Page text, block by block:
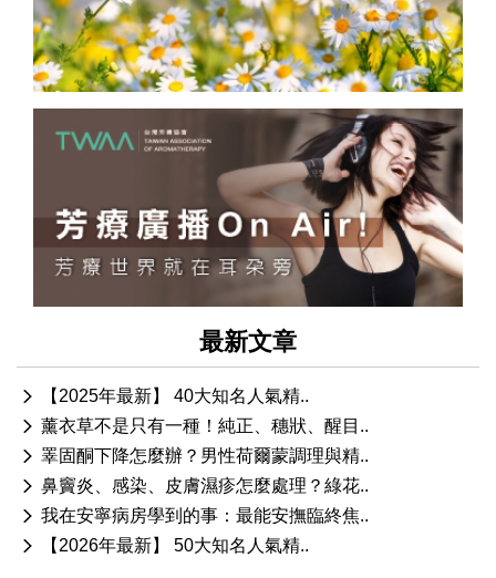
最新文章
【2025年最新】 40大知名人氣精..
薰衣草不是只有一種！純正、穗狀、醒目..
睪固酮下降怎麼辦？男性荷爾蒙調理與精..
鼻竇炎、感染、皮膚濕疹怎麼處理？綠花..
我在安寧病房學到的事：最能安撫臨終焦..
【2026年最新】 50大知名人氣精..